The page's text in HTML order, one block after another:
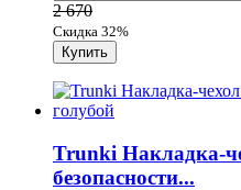
2 670
Скидка 32%
Trunki Накладка-
безопасности...